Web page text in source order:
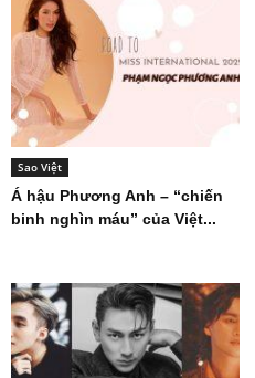
Sao Việt
Á hậu Phương Anh – “chiến
binh nghìn máu” của Việt...